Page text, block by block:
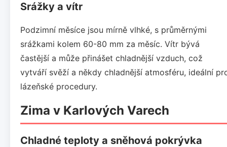
Srážky a vítr
Podzimní měsíce jsou mírně vlhké, s průměrnými
srážkami kolem 60-80 mm za měsíc. Vítr bývá
častější a může přinášet chladnější vzduch, což
vytváří svěží a někdy chladnější atmosféru, ideální
lázeňské procedury.
Zima v Karlových Varech
Chladné teploty a sněhová pokrývka